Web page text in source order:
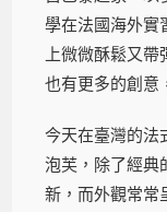
學在法國海外實
上微微酥鬆又
也有更多的創意
今天在臺灣的法
泡芙，除了經典
新，而外觀常常